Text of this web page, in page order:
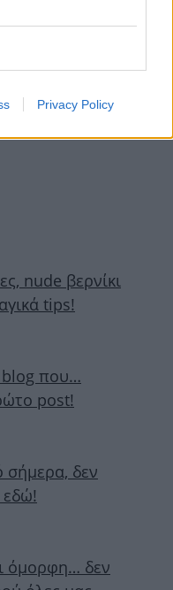
Privacy Policy
nude βερνίκι
tips!
blog που…
post!
σήμερα, δεν
εδώ!
όμορφη… δεν